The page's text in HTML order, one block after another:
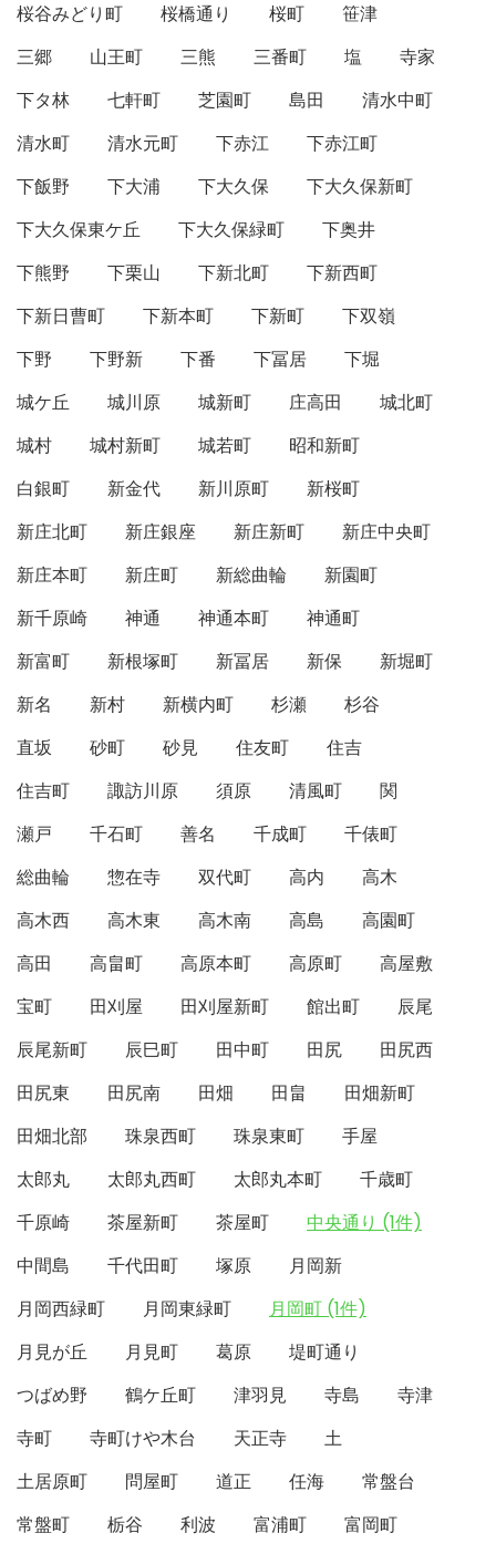
桜谷みどり町
桜橋通り 桜町
笹津
三郷
山王町 三熊 三番町 塩
寺家
下タ林
七軒町 芝園町 島田
清水中町
清水町
清水元町 下赤江
下赤江町
下飯野
下大浦 下大久保
下大久保新町
下大久保東ケ丘
下大久保緑町
下奥井
下熊野
下栗山 下新北町
下新西町
下新日曹町
下新本町 下新町
下双嶺
下野
下野新 下番 下冨居
下堀
城ケ丘
城川原 城新町 庄高田
城北町
城村
城村新町 城若町
昭和新町
白銀町
新金代 新川原町
新桜町
新庄北町
新庄銀座 新庄新町
新庄中央町
新庄本町
新庄町 新総曲輪
新園町
新千原崎
神通 神通本町
神通町
新富町
新根塚町 新冨居 新保
新堀町
新名
新村 新横内町 杉瀬
杉谷
直坂
砂町 砂見 住友町
住吉
住吉町
諏訪川原 須原 清風町
関
瀬戸
千石町 善名 千成町
千俵町
総曲輪
惣在寺 双代町 高内
高木
高木西
高木東 高木南 高島
高園町
高田
高畠町 高原本町 高原町
高屋敷
宝町
田刈屋 田刈屋新町 館出町
辰尾
辰尾新町
辰巳町 田中町 田尻
田尻西
田尻東
田尻南 田畑 田畠
田畑新町
田畑北部
珠泉西町 珠泉東町
手屋
太郎丸
太郎丸西町 太郎丸本町
千歳町
千原崎
茶屋新町 茶屋町
中央通り (1件)
中間島
千代田町 塚原
月岡新
月岡西緑町
月岡東緑町
月岡町 (1件)
月見が丘
月見町 葛原
堤町通り
つばめ野
鶴ケ丘町 津羽見 寺島
寺津
寺町
寺町けや木台 天正寺
土
土居原町
問屋町 道正 任海
常盤台
常盤町
栃谷 利波 富浦町
富岡町